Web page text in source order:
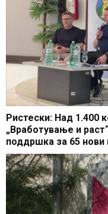
Ристески: Над 1.400
„Вработување и
поддршка за 65 нови